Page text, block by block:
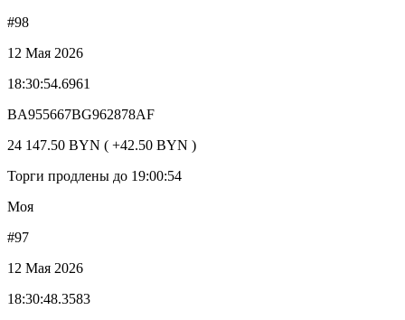
#98
12 Мая 2026
18:30:54.6961
BA955667BG962878AF
24 147.50 BYN ( +42.50 BYN )
Торги продлены до 19:00:54
Моя
#97
12 Мая 2026
18:30:48.3583